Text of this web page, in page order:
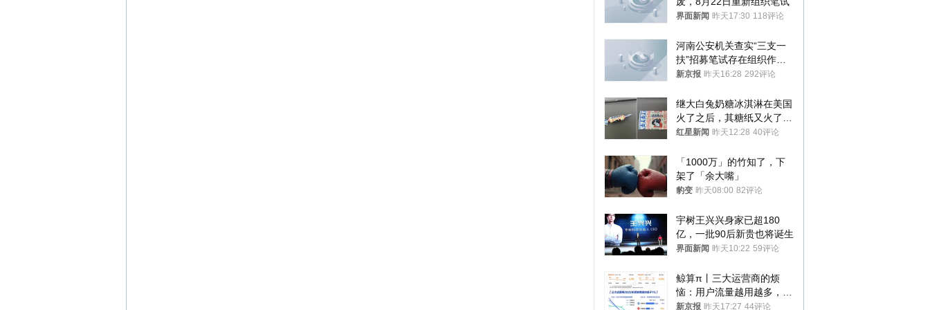
界面新闻 昨天17:30 118评论
河南公安机关查实“三支一
扶”招募笔试存在组织作弊
犯罪行为
新京报 昨天16:28 292评论
继大白兔奶糖冰淇淋在美国
火了之后，其糖纸又火了！
海外博主盛赞：平面设计经
红星新闻 昨天12:28 40评论
「1000万」的竹知了，下
架了「余大嘴」
豹变 昨天08:00 82评论
宇树王兴兴身家已超180
亿，一批90后新贵也将诞生
界面新闻 昨天10:22 59评论
鲸算π丨三大运营商的烦
恼：用户流量越用越多，收
入却越来越少
新京报 昨天17:27 44评论